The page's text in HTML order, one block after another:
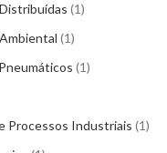
1
1
1
Processos Industriais 1